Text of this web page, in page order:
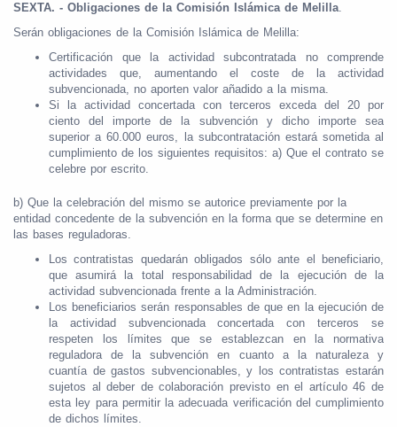
SEXTA. - Obligaciones de la Comisión Islámica de Melilla.
Serán obligaciones de la Comisión Islámica de Melilla:
Certificación que la actividad subcontratada no comprende
actividades que, aumentando el coste de la actividad
subvencionada, no aporten valor añadido a la misma.
Si la actividad concertada con terceros exceda del 20 por
ciento del importe de la subvención y dicho importe sea
superior a 60.000 euros, la subcontratación estará sometida al
cumplimiento de los siguientes requisitos: a) Que el contrato se
celebre por escrito.
b) Que la celebración del mismo se autorice previamente por la
entidad concedente de la subvención en la forma que se determine en
las bases reguladoras.
Los contratistas quedarán obligados sólo ante el beneficiario,
que asumirá la total responsabilidad de la ejecución de la
actividad subvencionada frente a la Administración.
Los beneficiarios serán responsables de que en la ejecución de
la actividad subvencionada concertada con terceros se
respeten los límites que se establezcan en la normativa
reguladora de la subvención en cuanto a la naturaleza y
cuantía de gastos subvencionables, y los contratistas estarán
sujetos al deber de colaboración previsto en el artículo 46 de
esta ley para permitir la adecuada verificación del cumplimiento
de dichos límites.